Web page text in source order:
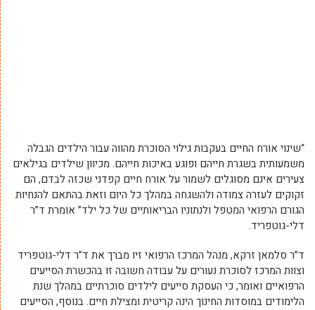
“שינוי אורח החיים בעקבות גילוי הסוכרת מהווה עבור הילדים הגבלה
משמעותית בשגרת חייהם ופוגע באיכות חייהם. מכיוון שילדים בגילאים
צעירים אינם מסוגלים לשמור על אורח חיים קפדני שכזה לבדם, הם
זקוקים לעזרה צמודה ולהשגחה במהלך כל היום וזאת בהתאם להנחיות
הגורם הרפואי המטפל ולנתוניו הבריאותיים של כל ילד” אומרת ד”ר
דלי-גוטפריד.
ד”ר סלמאן זרקא, מנהל המרכז הרפואי זיו מברך את ד”ר דלי-גוטפריד
וצוות המרכז לסוכרת נעורים על עבודה חשובה זובהכשרת הסייעים
הרפואיים ואומר, כי העסקת סייעים לילדים סוכרתיים במהלך שנת
הלימודים במוסדות החינוך הינה קריטית ומצילת חיים.בנוסף, הסייעים